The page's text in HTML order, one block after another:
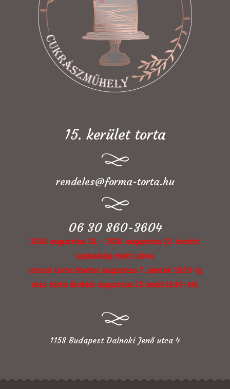
15. kerület torta
rendeles@forma-torta.hu
06 30 860-3604
2026. augusztus 10. - 2026. augusztus 22. között
szabadság miatt zárva
utolsó torta átvétel augusztus 7. péntek 18:30-ig
első torta átvétel augusztus 25. kedd 16:30-tól
1158 Budapest Dalnoki Jenő utca 4